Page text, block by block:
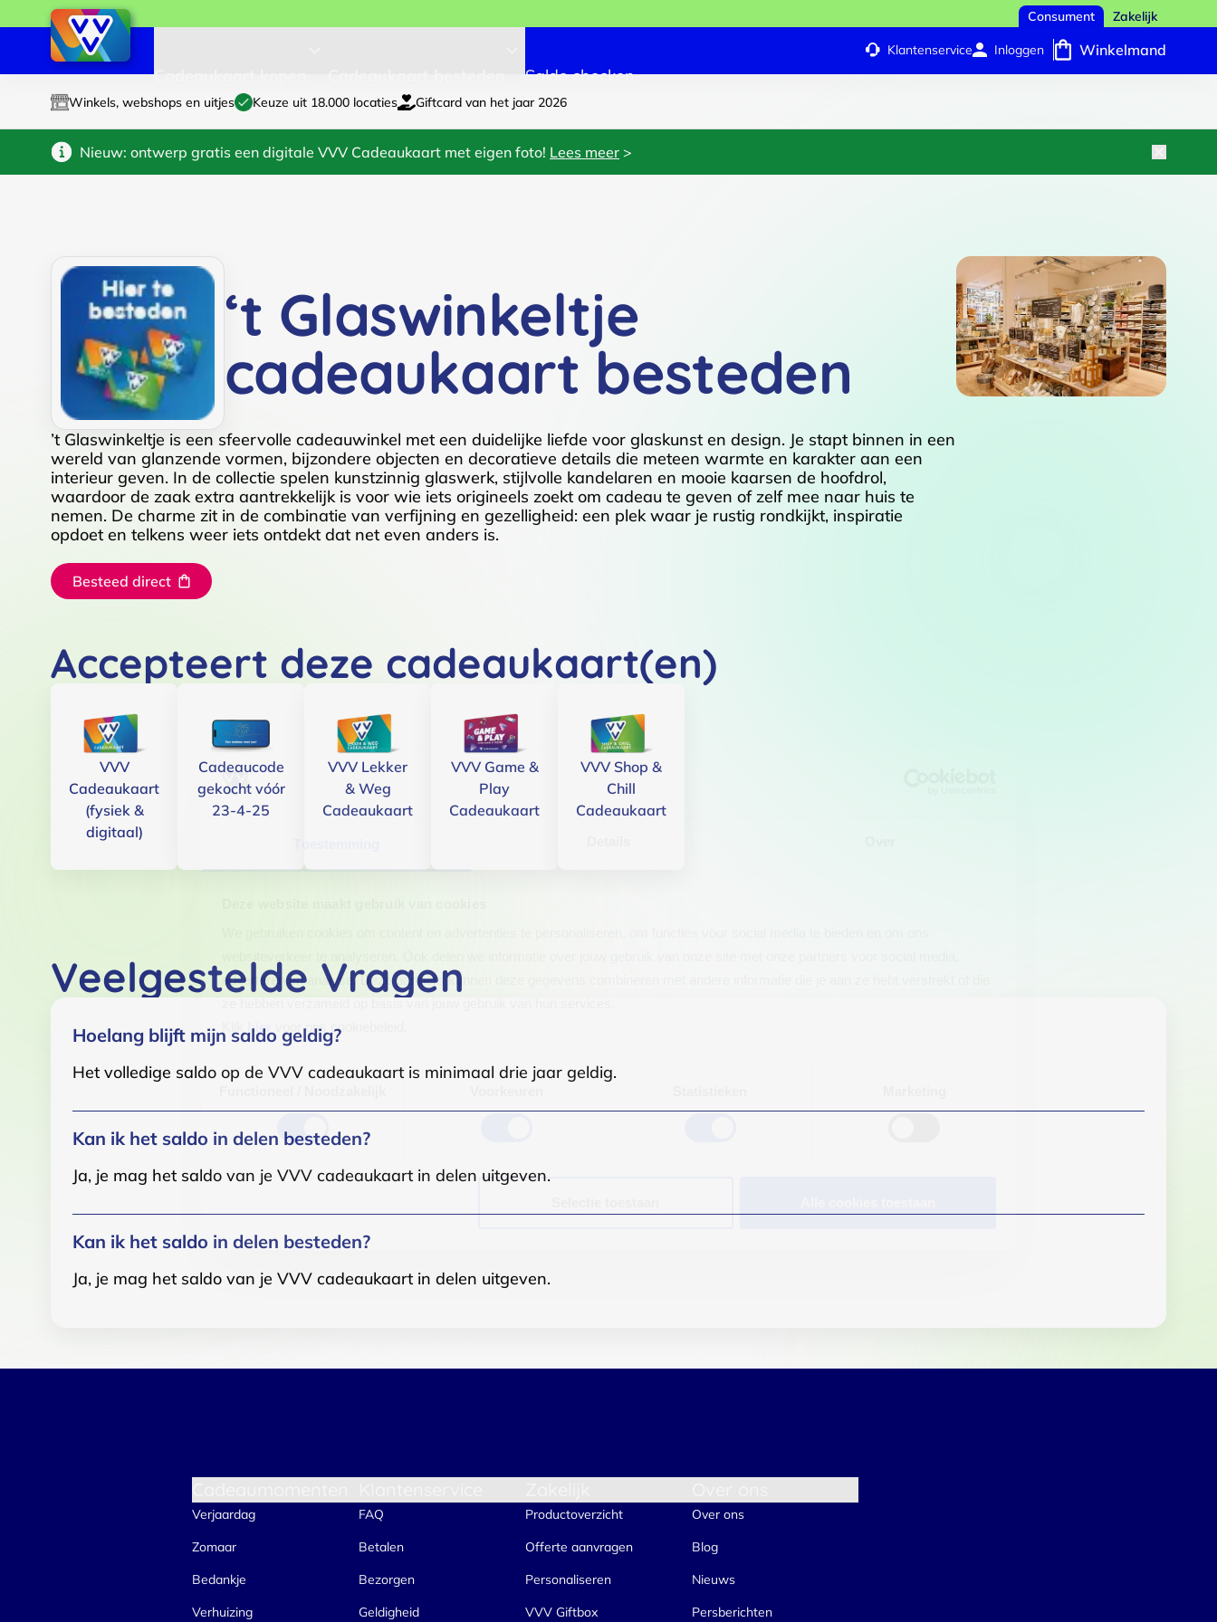
adverteren en analyse. Deze partners kunnen deze gegevens combineren met andere informatie die je aan ze hebt verstrekt of die
hier voor ons cookiebeleid.
Toestemmingsselectie
Consument Zakelijk
Saldo checken
Klantenservice Inloggen Winkelmand
Winkels, webshops en uitjes Keuze uit 18.000 locaties Giftcard van het jaar 2026
Nieuw: ontwerp gratis een digitale VVV Cadeaukaart met eigen foto! Lees meer >
‘t Glaswinkeltje
cadeaukaart besteden
’t Glaswinkeltje is een sfeervolle cadeauwinkel met een duidelijke liefde voor glaskunst en design. Je stapt binnen in een
wereld van glanzende vormen, bijzondere objecten en decoratieve details die meteen warmte en karakter aan een
interieur geven. In de collectie spelen kunstzinnig glaswerk, stijlvolle kandelaren en mooie kaarsen de hoofdrol,
waardoor de zaak extra aantrekkelijk is voor wie iets origineels zoekt om cadeau te geven of zelf mee naar huis te
nemen. De charme zit in de combinatie van verfijning en gezelligheid: een plek waar je rustig rondkijkt, inspiratie
opdoet en telkens weer iets ontdekt dat net even anders is.
Besteed direct
Accepteert deze cadeaukaart(en)
VVV
Cadeaukaart
(fysiek &
digitaal)
Cadeaucode
gekocht vóór
23-4-25
VVV Lekker
& Weg
Cadeaukaart
VVV Game &
Play
Cadeaukaart
VVV Shop &
Chill
Cadeaukaart
Veelgestelde Vragen
Hoelang blijft mijn saldo geldig?
Het volledige saldo op de VVV cadeaukaart is minimaal drie jaar geldig.
Kan ik het saldo in delen besteden?
Ja, je mag het saldo van je VVV cadeaukaart in delen uitgeven.
Kan ik het saldo in delen besteden?
Ja, je mag het saldo van je VVV cadeaukaart in delen uitgeven.
Verjaardag
Zomaar
Bedankje
Verhuizing
FAQ
Betalen
Bezorgen
Geldigheid
Productoverzicht
Offerte aanvragen
Personaliseren
VVV Giftbox
Over ons
Blog
Nieuws
Persberichten